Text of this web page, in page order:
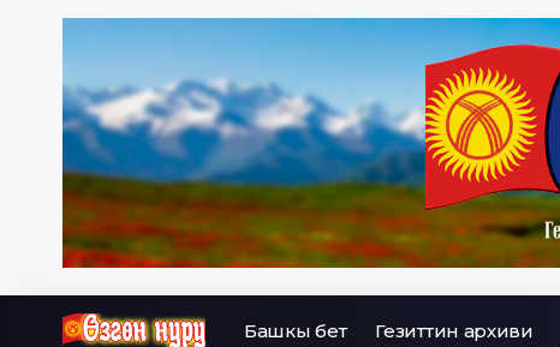
Башкы бет Гезиттин архиви